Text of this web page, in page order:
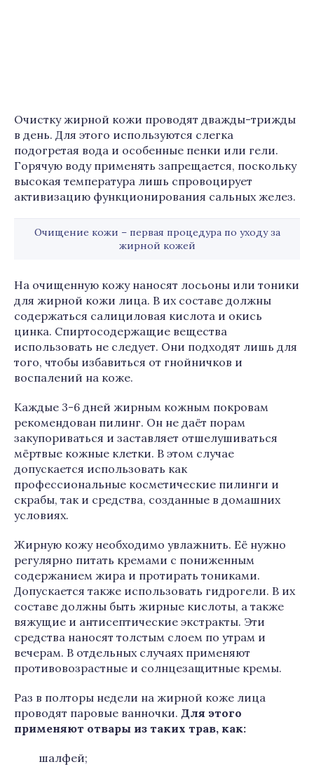
Очистку жирной кожи проводят дважды-трижды
в день. Для этого используются слегка
подогретая вода и особенные пенки или гели.
Горячую воду применять запрещается, поскольку
высокая температура лишь спровоцирует
активизацию функционирования сальных желез.
Очищение кожи – первая процедура по уходу за
жирной кожей
На очищенную кожу наносят лосьоны или тоники
для жирной кожи лица. В их составе должны
содержаться салициловая кислота и окись
цинка. Спиртосодержащие вещества
использовать не следует. Они подходят лишь для
того, чтобы избавиться от гнойничков и
воспалений на коже.
Каждые 3-6 дней жирным кожным покровам
рекомендован пилинг. Он не даёт порам
закупориваться и заставляет отшелушиваться
мёртвые кожные клетки. В этом случае
допускается использовать как
профессиональные косметические пилинги и
скрабы, так и средства, созданные в домашних
условиях.
Жирную кожу необходимо увлажнить. Её нужно
регулярно питать кремами с пониженным
содержанием жира и протирать тониками.
Допускается также использовать гидрогели. В их
составе должны быть жирные кислоты, а также
вяжущие и антисептические экстракты. Эти
средства наносят толстым слоем по утрам и
вечерам. В отдельных случаях применяют
противовозрастные и солнцезащитные кремы.
Раз в полторы недели на жирной коже лица
проводят паровые ванночки. Для этого
применяют отвары из таких трав, как:
шалфей;